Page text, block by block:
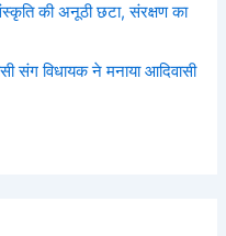
की अनूठी छटा, संरक्षण का
संग विधायक ने मनाया आदिवासी